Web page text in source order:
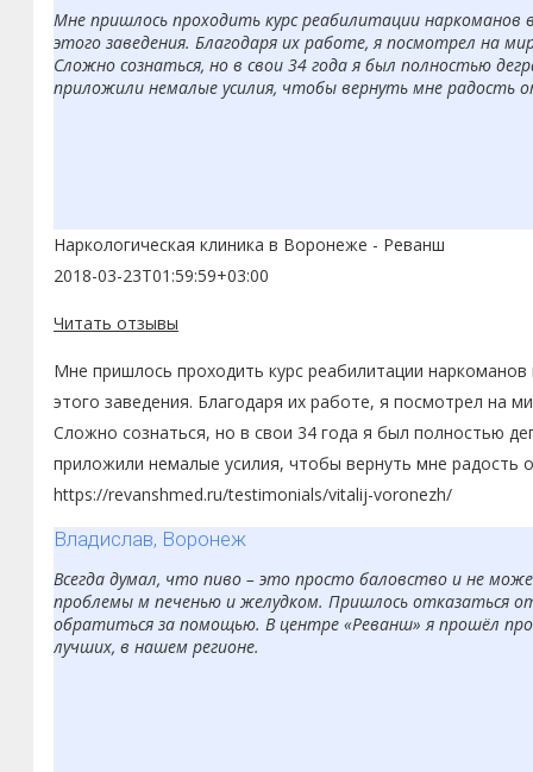
Мне пришлось проходить курс реабилитации наркоманов
этого заведения. Благодаря их работе, я посмотрел на
Сложно сознаться, но в свои 34 года я был полностью
приложили немалые усилия, чтобы вернуть мне радость
Наркологическая клиника в Воронеже - Реванш
2018-03-23T01:59:59+03:00
Читать отзывы
Мне пришлось проходить курс реабилитации
этого заведения. Благодаря их работе, я посмотрел на
Сложно сознаться, но в свои 34 года я был полностью
приложили немалые усилия, чтобы вернуть мне радость
https://revanshmed.ru/testimonials/vitalij-voronezh/
Владислав, Воронеж
Всегда думал, что пиво – это просто баловство и не
проблемы м печенью и желудком. Пришлось отказаться
обратиться за помощью. В центре «Реванш» я прошёл
лучших, в нашем регионе.